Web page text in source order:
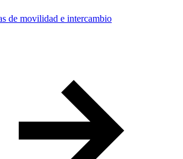
de movilidad e intercambio